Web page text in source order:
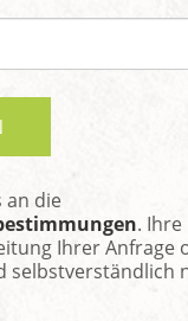
an die
.
Ihrer Anfrage
selbstverständlich